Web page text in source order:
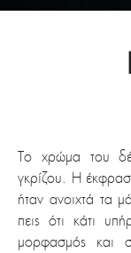
Το χρώμα του
γκρίζου. Η
ήταν ανοιχτά τα
πεις ότι κάτι
μορφασμός και